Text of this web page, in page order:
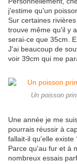
j'estime qu'un
Sur certaines
trouve même qu'il y
serai-ce que 35cm.
J'ai beaucoup de
voir 39cm qui me
Un poisson
Une année je me
pourrais réussir à
fallait-il qu'elle existe
Parce qu'au fur et à
nombreux essais